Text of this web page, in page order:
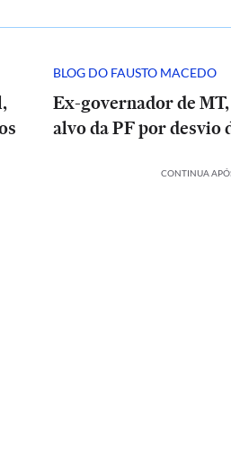
BLOG DO FAUSTO MACEDO
Ex-governador de
alvo da PF por desvio
CONTINUA